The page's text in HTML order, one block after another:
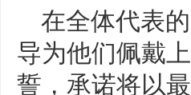
在全体代表
导为他们佩戴
誓，承诺将以